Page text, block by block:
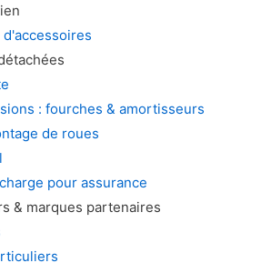
: fourches & amortisseurs
de roues
pour assurance
& marques partenaires